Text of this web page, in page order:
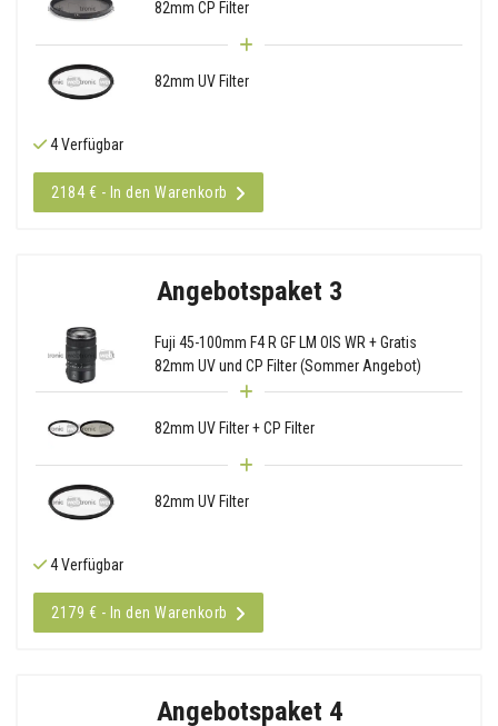
82mm CP Filter
82mm UV Filter
4 Verfügbar
2184 € - In den Warenkorb
Angebotspaket 3
Fuji 45-100mm F4 R GF LM OIS WR + Gratis
82mm UV und CP Filter (Sommer Angebot)
82mm UV Filter + CP Filter
82mm UV Filter
4 Verfügbar
2179 € - In den Warenkorb
Angebotspaket 4